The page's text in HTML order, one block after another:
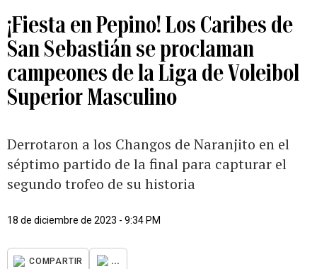
¡Fiesta en Pepino! Los Caribes de
San Sebastián se proclaman
campeones de la Liga de Voleibol
Superior Masculino
Derrotaron a los Changos de Naranjito en el
séptimo partido de la final para capturar el
segundo trofeo de su historia
18 de diciembre de 2023 - 9:34 PM
COMPARTIR ...